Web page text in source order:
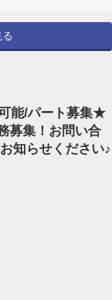
能/パート募集★
募集！お問い合
知らせください♪